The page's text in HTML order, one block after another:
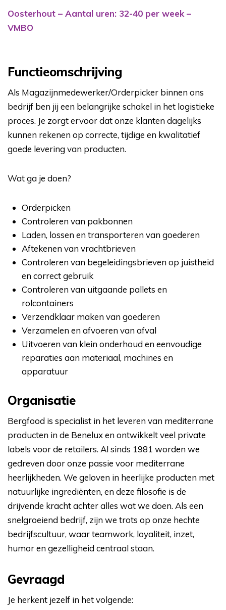
Oosterhout – Aantal uren: 32-40 per week –
VMBO
Functieomschrijving
Als Magazijnmedewerker/Orderpicker binnen ons
bedrijf ben jij een belangrijke schakel in het logistieke
proces. Je zorgt ervoor dat onze klanten dagelijks
kunnen rekenen op correcte, tijdige en kwalitatief
goede levering van producten.
Wat ga je doen?
Orderpicken
Controleren van pakbonnen
Laden, lossen en transporteren van goederen
Aftekenen van vrachtbrieven
Controleren van begeleidingsbrieven op juistheid
en correct gebruik
Controleren van uitgaande pallets en
rolcontainers
Verzendklaar maken van goederen
Verzamelen en afvoeren van afval
Uitvoeren van klein onderhoud en eenvoudige
reparaties aan materiaal, machines en
apparatuur
Organisatie
Bergfood is specialist in het leveren van mediterrane
producten in de Benelux en ontwikkelt veel private
labels voor de retailers. Al sinds 1981 worden we
gedreven door onze passie voor mediterrane
heerlijkheden. We geloven in heerlijke producten met
natuurlijke ingrediënten, en deze filosofie is de
drijvende kracht achter alles wat we doen. Als een
snelgroeiend bedrijf, zijn we trots op onze hechte
bedrijfscultuur, waar teamwork, loyaliteit, inzet,
humor en gezelligheid centraal staan.
Gevraagd
Je herkent jezelf in het volgende: